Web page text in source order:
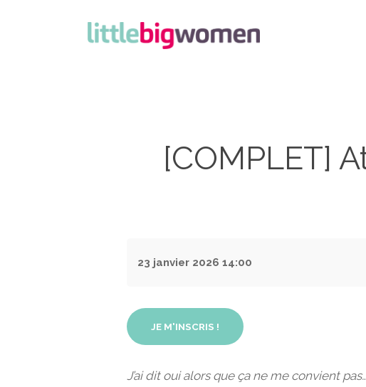
[COMPLET]
23 janvier 2026 14:00
JE M'INSCRIS !
J’ai dit oui alors que ça ne me convient pas…